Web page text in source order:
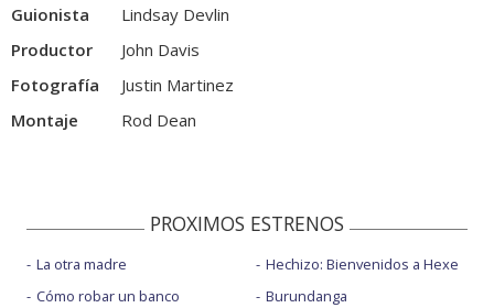
Guionista
Lindsay Devlin
Productor
John Davis
Fotografía
Justin Martinez
Montaje
Rod Dean
PROXIMOS ESTRENOS
La otra madre
Cómo robar un banco
Hechizo: Bienvenidos a Hexe
Burundanga